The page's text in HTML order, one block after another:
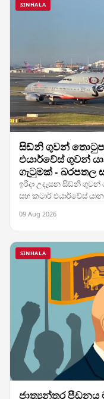
SINHALA
සිඩ්නි ගුවන්
එයාර්වේස් ගුවන්
ගැටුමක් - බරපතල
ඉරිදා උදෑසන සිඩ්නි
සහ කටාර් එයාර්වේස්
09 Aug 2026
SINHALA
ජාත්‍යන්තර පීඩනය